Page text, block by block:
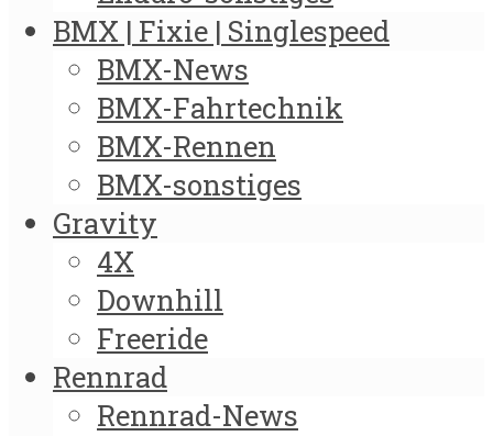
BMX | Fixie | Singlespeed
BMX-News
BMX-Fahrtechnik
BMX-Rennen
BMX-sonstiges
Gravity
4X
Downhill
Freeride
Rennrad
Rennrad-News